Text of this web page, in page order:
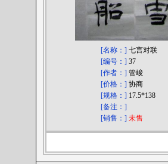
[名称：] 七言对联
[编号：] 37
[作者：] 管峻
[价格：] 协商
[规格：] 17.5*138
[备注：]
[销售：] 未售